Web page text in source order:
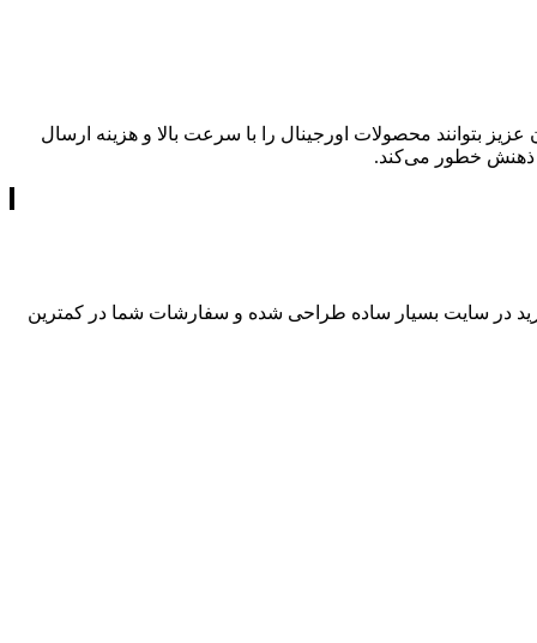
بتوانند محصولات اورجینال را با سرعت بالا و هزینه ارسال
ذهنش خطور می‌کند.
در سایت بسیار ساده طراحی شده و سفارشات شما در کمترین